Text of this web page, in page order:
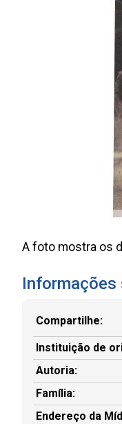
A foto mostra os
Informações
Compartilhe:
Instituição de
Autoria:
Família:
Endereço da